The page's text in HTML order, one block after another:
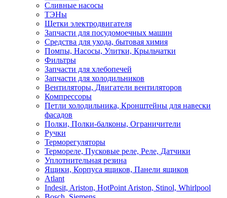
Сливные насосы
ТЭНы
Щетки электродвигателя
Запчасти для посудомоечных машин
Средства для ухода, бытовая химия
Помпы, Насосы, Улитки, Крыльчатки
Фильтры
Запчасти для хлебопечей
Запчасти для холодильников
Вентиляторы, Двигатели вентиляторов
Компрессоры
Петли холодильника, Кронштейны для навески
фасадов
Полки, Полки-балконы, Ограничители
Ручки
Терморегуляторы
Термореле, Пусковые реле, Реле, Датчики
Уплотнительная резина
Ящики, Корпуса ящиков, Панели ящиков
Atlant
Indesit, Ariston, HotPoint Ariston, Stinol, Whirlpool